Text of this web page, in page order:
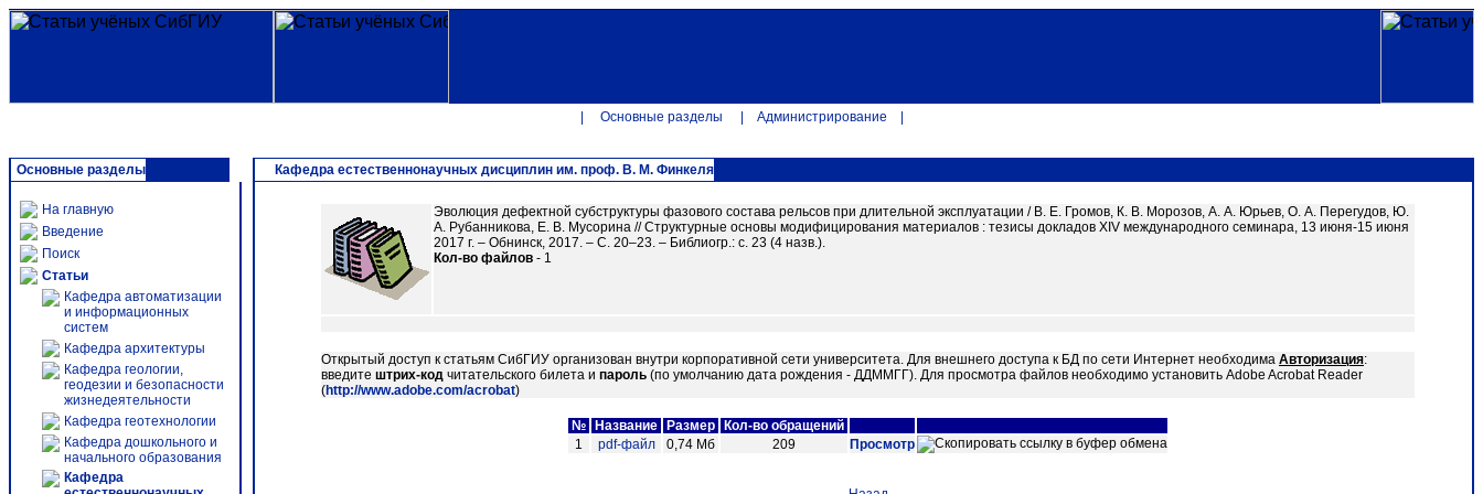
Основные разделы Администрирование
Основные разделы
На главную
Введение
Поиск
Статьи
Кафедра автоматизации
и информационных
систем
Кафедра архитектуры
Кафедра геологии,
геодезии и безопасности
жизнедеятельности
Кафедра геотехнологии
Кафедра дошкольного и
начального образования
Кафедра
Кафедра естественнонаучных дисциплин им. проф. В. М. Финкеля
Эволюция дефектной субструктуры фазового состава рельсов при длительной эксплуатации / В. Е. Громов, К. В. Морозов, А. А. Юрьев, О. А. Перегудов, Ю.
А. Рубанникова, Е. В. Мусорина // Структурные основы модифицирования материалов : тезисы докладов XIV международного семинара, 13 июня-15 июня
2017 г. – Обнинск, 2017. – С. 20–23. – Библиогр.: с. 23 (4 назв.).
Кол-во файлов - 1
Открытый доступ к статьям СибГИУ организован внутри корпоративной сети университета. Для внешнего доступа к БД по сети Интернет необходима Авторизация:
введите штрих-код читательского билета и пароль (по умолчанию дата рождения - ДДММГГ). Для просмотра файлов необходимо установить Adobe Acrobat Reader
(http://www.adobe.com/acrobat)
№ Название Размер
Кол-во обращений
1
pdf-файл 0,74 Мб 209 Просмотр